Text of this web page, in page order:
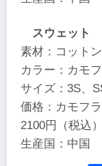
スウェット
素材：コットン
カラー：カモ
サイズ：3S、
価格：カモフ
2100円（税込）
生産国：中国